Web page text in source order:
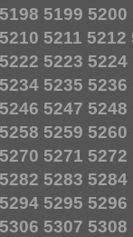
5198 5199 5200
5210 5211 5212
5222 5223 5224
5234 5235 5236
5246 5247 5248
5258 5259 5260
5270 5271 5272
5282 5283 5284
5294 5295 5296
5306 5307 5308